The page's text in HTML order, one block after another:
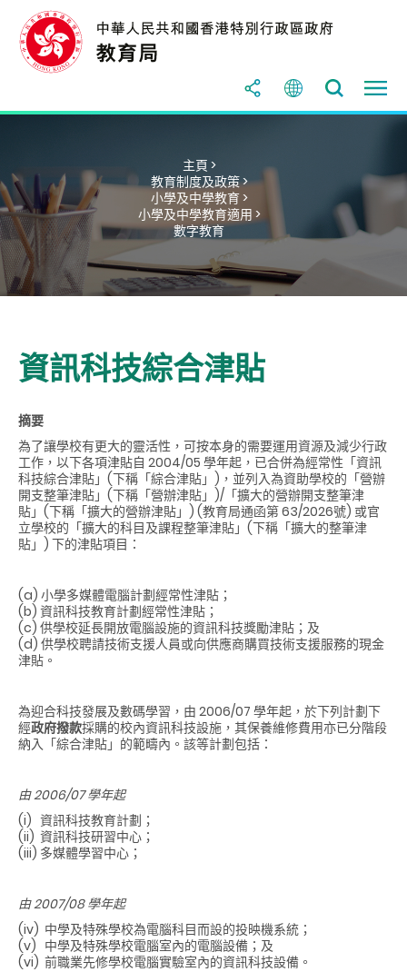
主頁 >
教育制度及政策 >
小學及中學教育 >
小學及中學教育適用 >
數字教育
資訊科技綜合津貼
摘要
為了讓學校有更大的靈活性，可按本身的需要運用資源及減少行政
工作，以下各項津貼自 2004/05 學年起，已合併為經常性「資訊
科技綜合津貼」(下稱「綜合津貼」)，並列入為資助學校的「營辦
開支整筆津貼」(下稱「營辦津貼」)/「擴大的營辦開支整筆津
貼」(下稱「擴大的營辦津貼」) (教育局通函第 63/2026號) 或官
立學校的「擴大的科目及課程整筆津貼」(下稱「擴大的整筆津
貼」) 下的津貼項目：
(a) 小學多媒體電腦計劃經常性津貼；
(b) 資訊科技教育計劃經常性津貼；
(c) 供學校延長開放電腦設施的資訊科技獎勵津貼；及
(d) 供學校聘請技術支援人員或向供應商購買技術支援服務的現金
津貼。
為迎合科技發展及數碼學習，由 2006/07 學年起，於下列計劃下
經政府撥款採購的校內資訊科技設施，其保養維修費用亦已分階段
納入「綜合津貼」的範疇內。該等計劃包括：
由2006/07學年起
(i) 資訊科技教育計劃；
(ii) 資訊科技研習中心；
(iii) 多媒體學習中心；
由2007/08學年起
(iv) 中學及特殊學校為電腦科目而設的投映機系統；
(v) 中學及特殊學校電腦室內的電腦設備；及
(vi) 前職業先修學校電腦實驗室內的資訊科技設備。